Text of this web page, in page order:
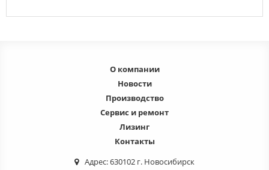
О компании
Новости
Производство
Сервис и ремонт
Лизинг
Контакты
Адрес: 630102 г. Новосибирск